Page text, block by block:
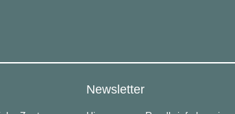
Newsletter